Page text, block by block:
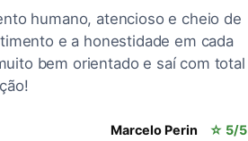
humano, atencioso e cheio de
e a honestidade em cada
bem orientado e saí com total
Marcelo Perin ☆ 5/5